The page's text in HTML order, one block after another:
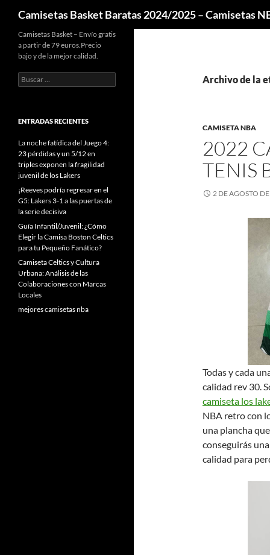
Camisetas Basket Baratas 2024/2025 – Camisetas
Archivo de la
CAMISETA NBA
2022
TENIS
2 DE AGOSTO
Todas y cada
calidad rev 30.
camiseta los
NBA retro con
una plancha
conseguirás
calidad para
Camisetas Basket – Envío gratis
a partir de 79 euros.Precio
bajo y de la mejor calidad.
Buscar:
ENTRADAS RECIENTES
La noche fatídica del Juego 4:
23 pérdidas y un 5/12 en
triples exponen la fragilidad
juvenil de los Lakers
¡Reeves podría regresar en el
G5: Lakers 3-1 a las puertas de
la serie decisiva
Guía Infantil/Juvenil: ¿Cómo
Elegir la Camisa Boston Celtics
para tu Pequeño Fanático?
Camiseta Celtics y Cultura
Urbana: Análisis de las
Colaboraciones con Marcas
Locales
mejores camisetas nba